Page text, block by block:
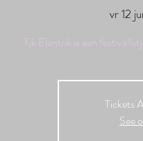
vr 12
Tik Elentrik is een
Tickets
See